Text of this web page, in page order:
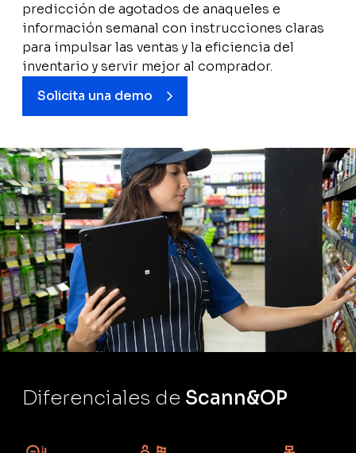
predicción de agotados de anaqueles e
información semanal con instrucciones claras
para impulsar las ventas y la eficiencia del
inventario y servir mejor al comprador.
Solicita una demo
Diferenciales de Scann&OP